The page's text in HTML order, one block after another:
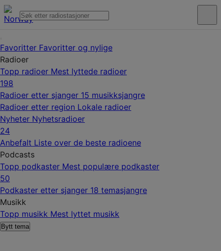
Favoritter Favoritter og nylige
Radioer
Topp radioer Mest lyttede radioer
198
Radioer etter sjanger 15 musikksjangre
Radioer etter region Lokale radioer
Nyheter Nyhetsradioer
24
Anbefalt Liste over de beste radioene
Podcasts
Topp podkaster Mest populære podkaster
50
Podkaster etter sjanger 18 temasjangre
Musikk
Topp musikk Mest lyttet musikk
Bytt tema